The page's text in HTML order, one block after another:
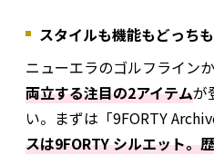
スタイルも機能もどっち
ニューエラのゴルフラインか
両立する注目の2アイテムが
い。まずは「9FORTY
スは9FORTY シルエット。